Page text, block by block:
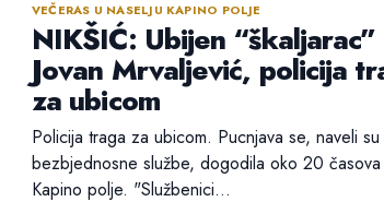
VEČERAS U NASELJU KAPINO POLJE
NIKŠIĆ: Ubijen “škaljarac”
Jovan Mrvaljević, policija
za ubicom
Policija traga za ubicom. Pucnjava se, naveli
bezbjednosne službe, dogodila oko 20 časova
Kapino polje. "Službenici...